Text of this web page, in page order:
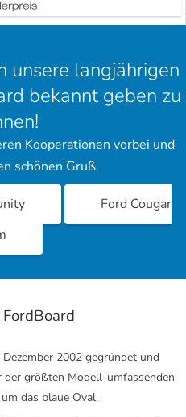
unsere langjährigen
bekannt geben zu
Kooperationen vorbei und
schönen Gruß.
Ford Cougar
2002 gegründet und
der größten Modell-umfassenden
das blaue Oval.